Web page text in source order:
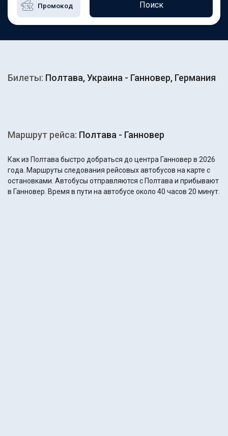
Поиск
Билеты: Полтава, Украина - Ганновер, Германия
Маршрут рейса: Полтава - Ганновер
Как из Полтава быстро добраться до центра Ганновер в 2026
года. Маршруты следования рейсовых автобусов на карте с
остановками. Автобусы отправляются с Полтава и прибывают
в Ганновер. Время в пути на автобусе около 40 часов 20 минут.